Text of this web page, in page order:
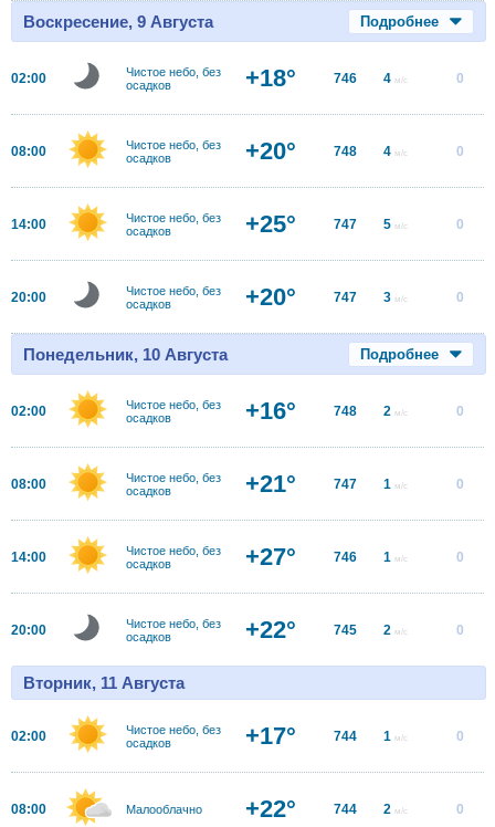
Воскресение, 9 Августа Подробнее
02:00
Чистое небо, без
осадков
+18° 746 4 м/с 0
08:00
Чистое небо, без
осадков
+20° 748 4 м/с 0
14:00
Чистое небо, без
осадков
+25° 747 5 м/с 0
20:00
Чистое небо, без
осадков
+20° 747 3 м/с 0
Понедельник, 10 Августа Подробнее
02:00
Чистое небо, без
осадков
+16° 748 2 м/с 0
08:00
Чистое небо, без
осадков
+21° 747 1 м/с 0
14:00
Чистое небо, без
осадков
+27° 746 1 м/с 0
20:00
Чистое небо, без
осадков
+22° 745 2 м/с 0
Вторник, 11 Августа
02:00
Чистое небо, без
осадков
+17° 744 1 м/с 0
08:00 Малооблачно +22° 744 2 м/с 0